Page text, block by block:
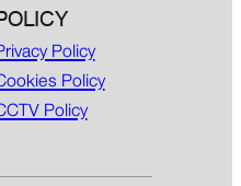
Policy
Policy
Policy